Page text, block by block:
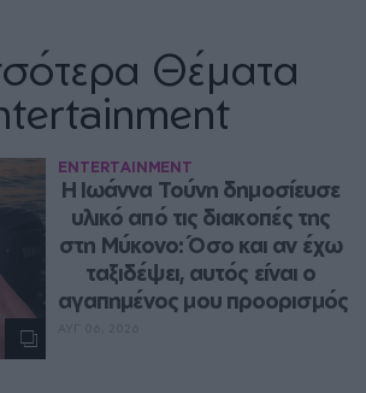
Θέματα
ENTERTAINMENT
Η Ιωάννα Τούνη δημοσίευσε
υλικό από τις διακοπές της
στη Μύκονο: Όσο και αν έχω
ταξιδέψει, αυτός είναι ο
αγαπημένος μου προορισμός